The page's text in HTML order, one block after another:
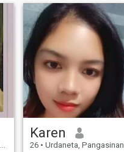
Karen
26 • Urdaneta, Pangasinan, Philippinen